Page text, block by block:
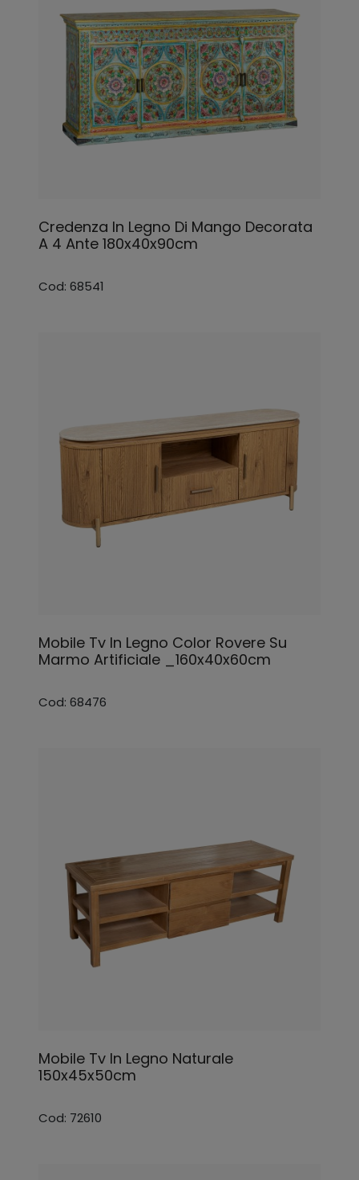
Credenza In Legno Di Mango Decorata
A 4 Ante 180x40x90cm
Cod: 68541
Mobile Tv In Legno Color Rovere Su
Marmo Artificiale _160x40x60cm
Cod: 68476
Mobile Tv In Legno Naturale
150x45x50cm
Cod: 72610